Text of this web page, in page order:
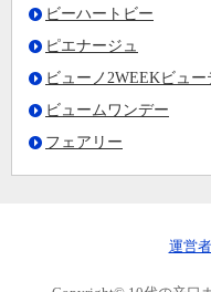
ビーハートビー
ピエナージュ
ビューノ2WEEKビュー
ビュームワンデー
フェアリー
運営